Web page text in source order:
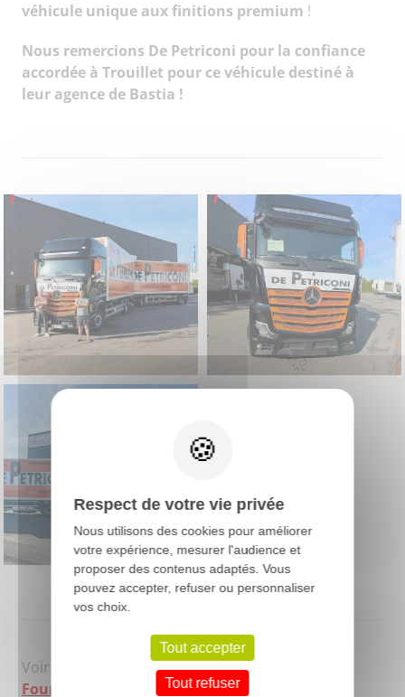
véhicule unique aux finitions premium !
Nous remercions De Petriconi pour la confiance
accordée à Trouillet pour ce véhicule destiné à
leur agence de Bastia !
Voir la fiche descriptive duCamion remorque
Fourgon
Respect de votre vie privée
Nous utilisons des cookies pour améliorer
votre expérience, mesurer l'audience et
proposer des contenus adaptés. Vous
pouvez accepter, refuser ou personnaliser
vos choix.
Tout accepter
Tout refuser